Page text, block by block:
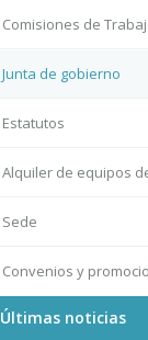
Comisiones de
Junta de gobierno
Estatutos
Alquiler de equipos
Sede
Convenios y
Últimas noticias